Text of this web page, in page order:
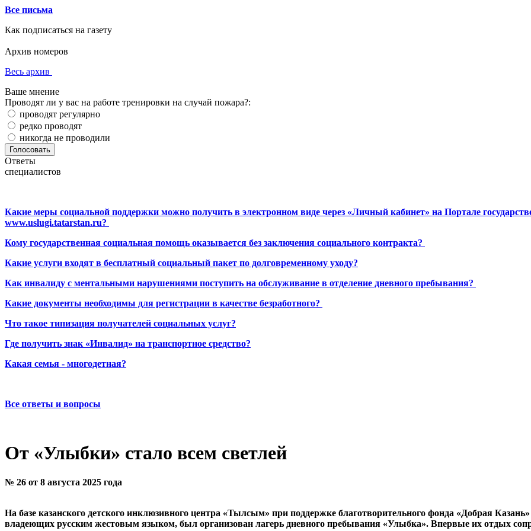
Все письма
Как подписаться на газету
Архив номеров
Весь архив
Ваше мнение
Проводят ли у вас на работе тренировки на случай пожара?:
проводят регулярно
редко проводят
никогда не проводили
Ответы
специалистов
Какие меры социальной поддержки можно получить в электронном виде через «Личный кабинет» на Портале
www.uslugi.tatarstan.ru?
Кому государственная социальная помощь оказывается без заключения социального контракта?
Какие услуги входят в бесплатный социальный пакет по долговременному уходу?
Как инвалиду с ментальными нарушениями поступить на обслуживание в отделение дневного пребывания?
Какие документы необходимы для регистрации в качестве безработного?
Что такое типизация получателей социальных услуг?
Где получить знак «Инвалид» на транспортное средство?
Какая семья - многодетная?
Все ответы и вопросы
От «Улыбки» стало всем светлей
№ 26 от 8 августа 2025 года
На базе казанского детского инклюзивного центра «Тылсым» при поддержке благотворительного фонда «Добрая
владеющих русским жестовым языком, был организован лагерь дневного пребывания «Улыбка». Впервые их отдых